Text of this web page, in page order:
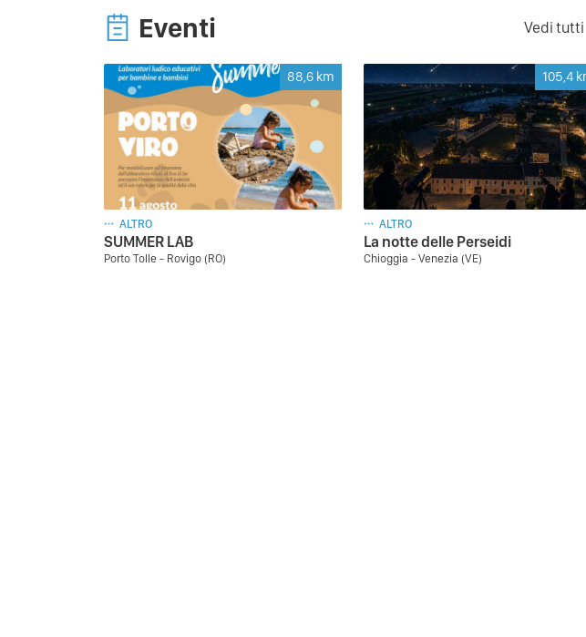
Eventi Vedi tutti
88,6 km
ALTRO
SUMMER LAB
Porto Tolle - Rovigo (RO)
105,4
ALTRO
La notte delle Perseidi
Chioggia - Venezia (VE)